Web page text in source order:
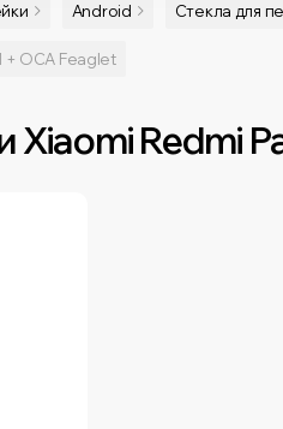
Android Cтекла для
+ OCA Feaglet
Redmi